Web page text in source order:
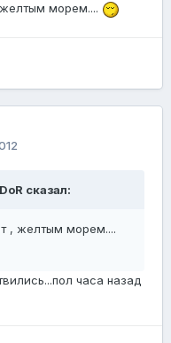
морем....
сказал:
, желтым морем....
часа назад